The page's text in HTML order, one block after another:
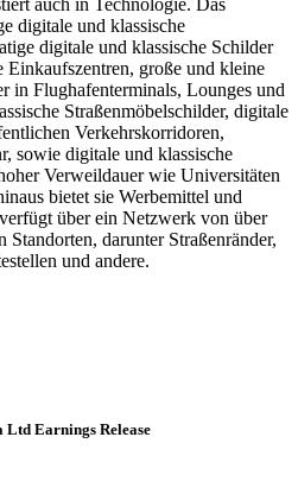
digitale und klassische
digitale und klassische Schilder
große und kleine
in Flughafenterminals, Lounges und
Straßenmöbelschilder, digitale
Verkehrskorridoren,
sowie digitale und klassische
Verweildauer wie Universitäten
bietet sie Werbemittel und
über ein Netzwerk von über
darunter Straßenränder,
und andere.
Ltd Earnings Release